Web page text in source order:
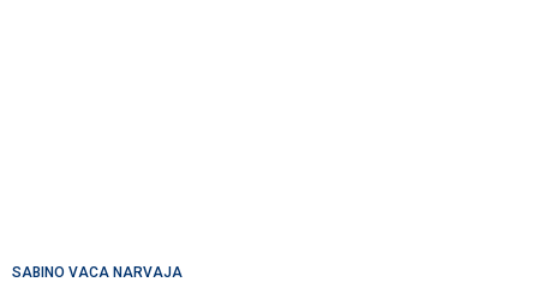
SABINO VACA NARVAJA